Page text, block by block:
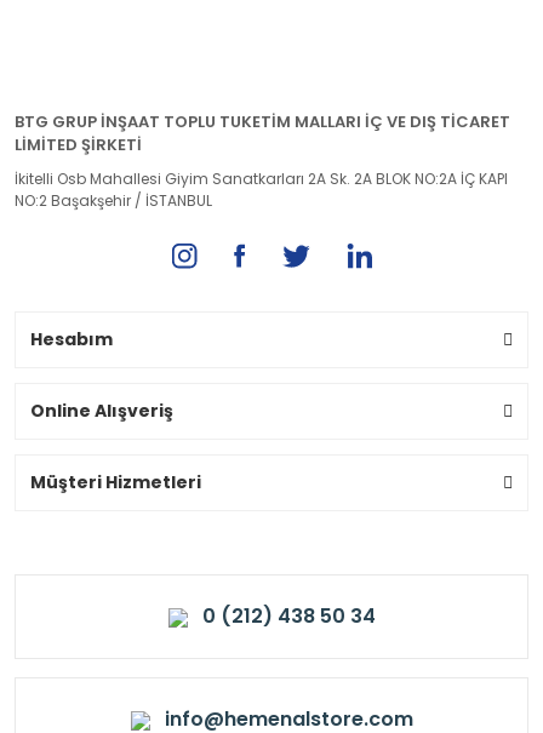
BTG GRUP İNŞAAT TOPLU TUKETİM MALLARI İÇ VE DIŞ TİCARET
LİMİTED ŞİRKETİ
İkitelli Osb Mahallesi Giyim Sanatkarları 2A Sk. 2A BLOK NO:2A İÇ KAPI
NO:2 Başakşehir / İSTANBUL
Hesabım
Online Alışveriş
Müşteri Hizmetleri
0 (212) 438 50 34
info@hemenalstore.com